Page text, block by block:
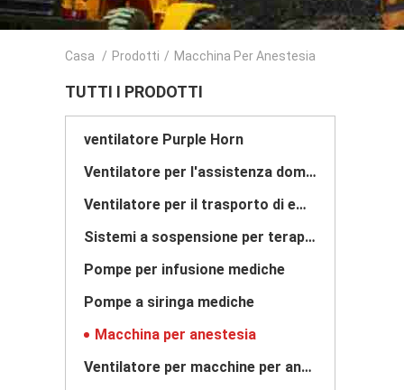
Casa / Prodotti / Macchina Per Anestesia
TUTTI I PRODOTTI
ventilatore Purple Horn
Ventilatore per l'assistenza domiciliare
Ventilatore per il trasporto di emergenza
Sistemi a sospensione per terapia intensiva
Pompe per infusione mediche
Pompe a siringa mediche
Macchina per anestesia
Ventilatore per macchine per anestesia